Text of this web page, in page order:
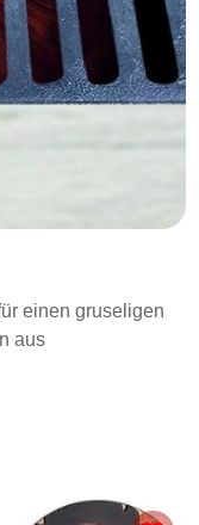
einen gruseligen
aus